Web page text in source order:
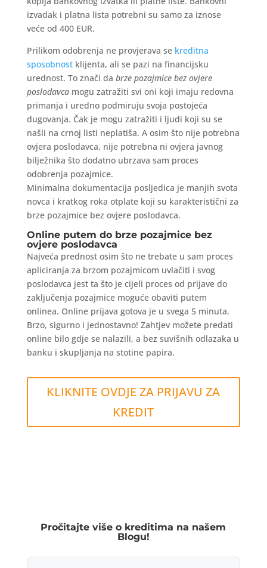
izvadak i platna lista potrebni su samo za iznose
veće od 400 EUR.
Prilikom odobrenja ne provjerava se kreditna
sposobnostklijenta, ali se pazi na financijsku
urednost. To znači da brze pozajmice bez ovjere
poslodavcamogu zatražiti svi oni koji imaju redovna
primanja i uredno podmiruju svoja postojeća
dugovanja. Čak je mogu zatražiti i ljudi koji su se
našli na crnoj listi neplatiša. A osim što nije potrebna
ovjera poslodavca, nije potrebna ni ovjera javnog
bilježnika što dodatno ubrzava sam proces
odobrenja pozajmice.
Minimalna dokumentacija posljedica je manjih svota
novca i kratkog roka otplate koji su karakteristični za
brze pozajmice bez ovjere poslodavca.
Online putem do brze pozajmice bez
ovjere poslodavca
Najveća prednost osim što ne trebate u sam proces
apliciranja za brzom pozajmicom uvlačiti i svog
poslodavca jest ta što je cijeli proces od prijave do
zaključenja pozajmice moguće obaviti putem
onlinea. Online prijava gotova je u svega 5 minuta.
Brzo, sigurno i jednostavno! Zahtjev možete predati
online bilo gdje se nalazili, a bez suvišnih odlazaka u
banku i skupljanja na stotine papira.
KLIKNITE OVDJE ZA PRIJAVU ZA
KREDIT
Pročitajte više o kreditima na našem
Blogu!